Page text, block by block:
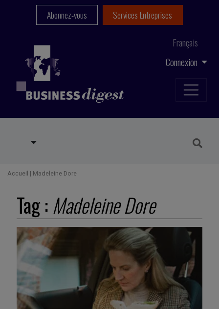
Connexion
Français
Abonnez-vous Services Entreprises
Accueil | Madeleine Dore
Tag :Madeleine Dore